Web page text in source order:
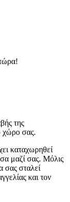
της
χώρο σας.
καταχωρηθεί
μαζί σας. Μόλις
σας σταλεί
και τον